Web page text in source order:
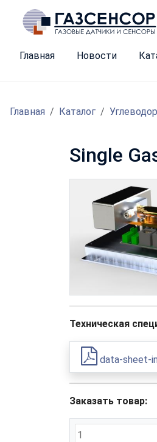
Главная Новости
Главная Каталог
Single
Техническая
data-sheet-
Заказать товар: